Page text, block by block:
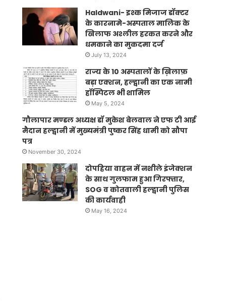
Haldwani- इश्क मिजाज डॉक्टर
के कारनामे-अस्पताल मालिक के
खिलाफ अश्लील हरकत करने और
धमकाने का मुकदमा दर्ज
July 13, 2024
राज्य के 10 अस्पतालों के ख़िलाफ़
बड़ा एक्शन, हल्द्वानी का एक नामी
हॉस्पिटल भी शामिल
May 5, 2024
गौलापार मण्डल अध्यक्ष डॉ मुकेश बेलवाल ने एफ टी आई
मैदान हल्द्वानी में मुख्यमंत्री पुष्कर सिंह धामी को सौपा
पत्र
November 30, 2024
दोपहिया वाहन में नशीले इंजेक्शन
के साथ गुलफाम हुआ गिरफ्तार,
SOG व कोतवाली हल्द्वानी पुलिस
की कार्यवाही
May 16, 2024